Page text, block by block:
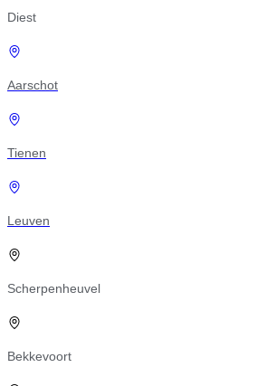
Diest
Aarschot
Tienen
Leuven
Scherpenheuvel
Bekkevoort